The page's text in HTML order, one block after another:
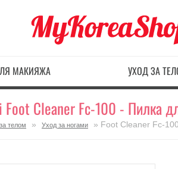
МАКИЯЖА УХОД ЗА
Foot Cleaner Fc-100 - Пилка
телом » Уход за ногами » Foot Cleaner Fc-